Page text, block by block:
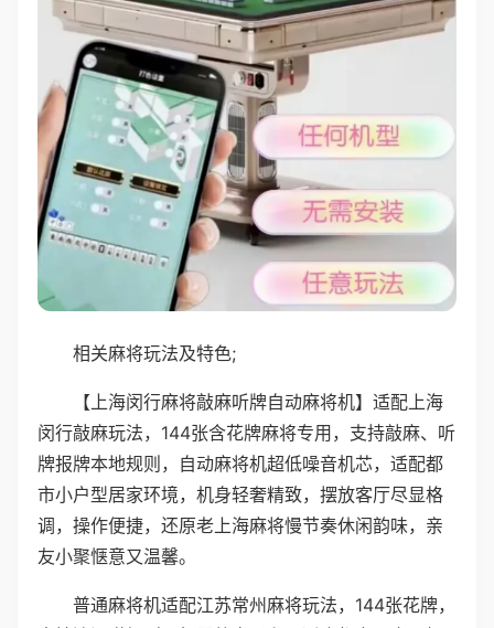
相关麻将玩法及特色;
【上海闵行麻将敲麻听牌自动麻将机】适配上海
闵行敲麻玩法，144张含花牌麻将专用，支持敲麻、听
牌报牌本地规则，自动麻将机超低噪音机芯，适配都
市小户型居家环境，机身轻奢精致，摆放客厅尽显格
调，操作便捷，还原老上海麻将慢节奏休闲韵味，亲
友小聚惬意又温馨。
普通麻将机适配江苏常州麻将玩法，144张花牌，